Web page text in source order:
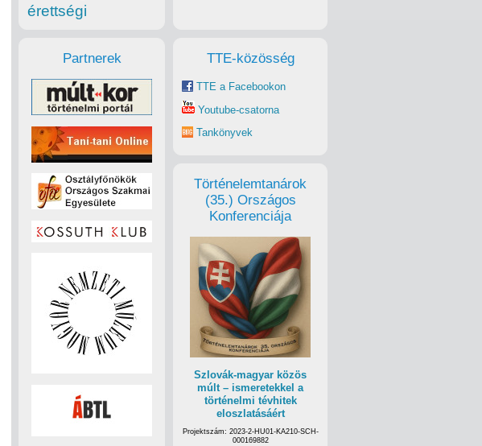
TTE-közösség
TTE a Facebookon
Youtube-csatorna
Tankönyvek
Történelemtanárok
(35.) Országos
Konferenciája
Szlovák-magyar közös
múlt – ismeretekkel a
történelmi tévhitek
eloszlatásáért
Projektszám: 2023-2-HU01-KA210-SCH-
000169882
érettségi
Partnerek